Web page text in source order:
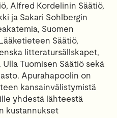
, Alfred Kordelinin Säätiö,
ja Sakari Sohlbergin
Suomen
Säätiö,
litteratursällskapet,
Ulla Tuomisen Säätiö sekä
. Apurahapoolin on
kansainvälistymistä
yhdestä lähteestä
kustannukset